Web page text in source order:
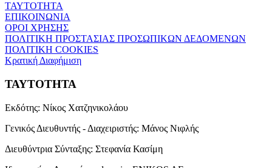
ΤΑΥΤΟΤΗΤΑ
ΕΠΙΚΟΙΝΩΝΙΑ
ΟΡΟΙ ΧΡΗΣΗΣ
ΠΟΛΙΤΙΚΗ ΠΡΟΣΤΑΣΙΑΣ ΠΡΟΣΩΠΙΚΩΝ ΔΕΔΟΜΕΝΩΝ
ΠΟΛΙΤΙΚΗ COOKIES
Κρατική Διαφήμιση
ΤΑΥΤΟΤΗΤΑ
Εκδότης: Νίκος Χατζηνικολάου
Γενικός Διευθυντής - Διαχειριστής: Μάνος Νιφλής
Διευθύντρια Σύνταξης: Στεφανία Κασίμη